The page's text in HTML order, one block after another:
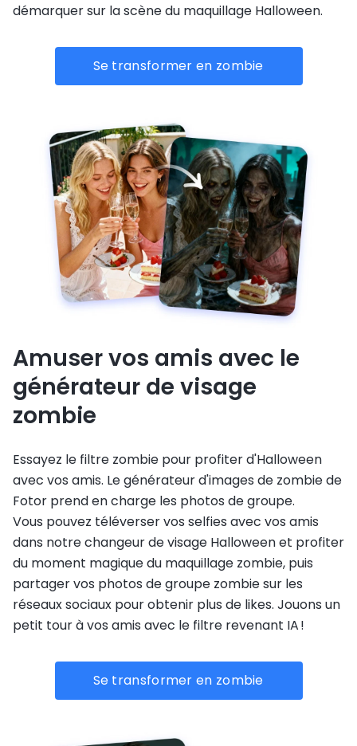
démarquer sur la scène du maquillage Halloween.
Se transformer en zombie
Amuser vos amis avec le
générateur de visage
zombie
Essayez le filtre zombie pour profiter d'Halloween
avec vos amis. Le générateur d'images de zombie de
Fotor prend en charge les photos de groupe.
Vous pouvez téléverser vos selfies avec vos amis
dans notre changeur de visage Halloween et profiter
du moment magique du maquillage zombie, puis
partager vos photos de groupe zombie sur les
réseaux sociaux pour obtenir plus de likes. Jouons un
petit tour à vos amis avec le filtre revenant IA !
Se transformer en zombie